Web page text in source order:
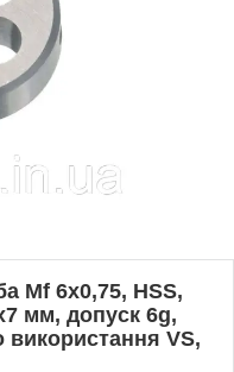
Mf 6х0,75, HSS,
мм, допуск 6g,
використання VS,